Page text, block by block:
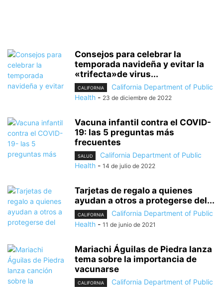
Consejos para celebrar la
temporada navideña y evitar la
«trifecta»de virus...
CALIFORNIA
California Department of Public
Health - 23 de diciembre de 2022
Vacuna infantil contra el COVID-
19: las 5 preguntas más
frecuentes
SALUD
California Department of Public
Health - 14 de julio de 2022
Tarjetas de regalo a quienes
ayudan a otros a protegerse del...
CALIFORNIA
California Department of Public
Health - 11 de junio de 2021
Mariachi Águilas de Piedra lanza
tema sobre la importancia de
vacunarse
CALIFORNIA
California Department of Public